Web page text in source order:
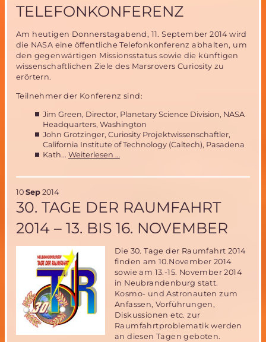
TELEFONKONFERENZ
Am heutigen Donnerstagabend, 11. September 2014 wird
die NASA eine öffentliche Telefonkonferenz abhalten, um
den gegenwärtigen Missionsstatus sowie die künftigen
wissenschaftlichen Ziele des Marsrovers Curiosity zu
erörtern.
Teilnehmer der Konferenz sind:
Jim Green, Director, Planetary Science Division, NASA
Headquarters, Washington
John Grotzinger, Curiosity Projektwissenschaftler,
California Institute of Technology (Caltech), Pasadena
Kath... Weiterlesen …NASA
weitere
für
Curiosity
in
öffentlicher
10 Sep 2014
30. TAGE DER RAUMFAHRT
2014 – 13. BIS 16. NOVEMBER
Die 30. Tage der Raumfahrt 2014
finden am 10.November 2014
sowie am 13.-15. November 2014
in Neubrandenburg statt.
Kosmo- und Astronauten zum
Anfassen, Vorführungen,
Diskussionen etc. zur
Raumfahrtproblematik werden
an diesen Tagen geboten.